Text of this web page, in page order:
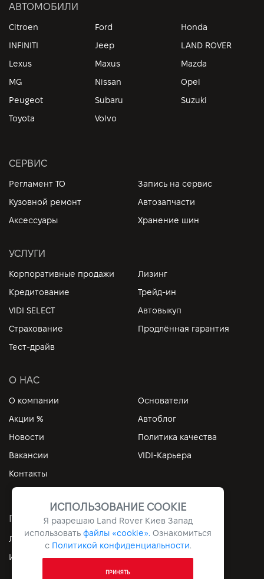
АВТОМОБИЛИ
Citroen Ford
Honda
INFINITI
Jeep
LAND ROVER
Lexus
Maxus
Mazda
MG
Nissan
Opel
Peugeot
Subaru
Suzuki
Toyota
Volvo
СЕРВИС
Регламент ТО
Запись на сервис
Кузовной ремонт
Автозапчасти
Аксессуары
Хранение шин
УСЛУГИ
Корпоративные продажи
Лизинг
Кредитование
Трейд-ин
VIDI SELECT
Автовыкуп
Страхование
Продлённая гарантия
Тест-драйв
О НАС
О компании
Основатели
Акции %
Автоблог
Новости
Политика качества
Вакансии
VIDI-Карьера
Контакты
ПОЛЕЗНЫЕ ССЫЛКИ
Личный кабинет
Контакты
Информация
Архив
ИСПОЛЬЗОВАНИЕ COOKIE
Я разрешаю Land Rover Киев Запад
использовать файлы «cookie». Ознакомиться
с Политикой конфиденциальности.
ПРИНЯТЬ